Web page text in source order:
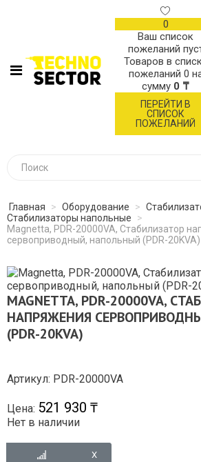
0
Ваш список
пожеланий
Товаров в
пожеланий 0
сумму 0 ₸
ПЕРЕЙТИ В
СПИСОК
ПОЖЕЛАНИЙ
Главная > Оборудование >
Стабилизаторы напольные
>
Magnetta, PDR-20000VA, Стабилизатор
сервоприводный, напольный (PDR-20KVA)
MAGNETTA, PDR-20000VA,
НАПРЯЖЕНИЯ
(PDR-20KVA)
Артикул: PDR-20000VA
Цена: 521 930 ₸
Нет в наличии